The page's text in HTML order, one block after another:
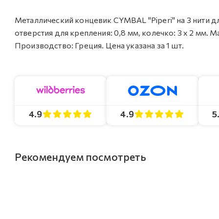
Металлический концевик CYMBAL "Piperi" на 3 нити
отверстия для крепления: 0,8 мм, колечко: 3 x 2 мм.
Производство: Греция. Цена указана за 1 шт.
4.9 4.9
Рекомендуем посмотреть